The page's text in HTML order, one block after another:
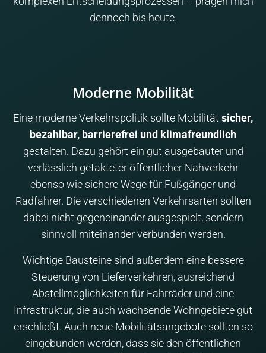
dennoch bis heute.
Moderne Mobilität
Eine moderne Verkehrspolitik sollte Mobilität sicher,
bezahlbar, barrierefrei und klimafreundlich
gestalten. Dazu gehört ein gut ausgebauter und
verlässlich getakteter öffentlicher Nahverkehr
ebenso wie sichere Wege für Fußgänger und
Radfahrer. Die verschiedenen Verkehrsarten sollten
dabei nicht gegeneinander ausgespielt, sondern
sinnvoll miteinander verbunden werden.
Wichtige Bausteine sind außerdem eine bessere
Steuerung von Lieferverkehren, ausreichend
Abstellmöglichkeiten für Fahrräder und eine
Infrastruktur, die auch wachsende Wohngebiete gut
erschließt. Auch neue Mobilitätsangebote sollten so
eingebunden werden, dass sie den öffentlichen